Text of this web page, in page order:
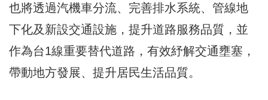
也將透過汽機車分流、完善排水系統、管線地
下化及新設交通設施，提升道路服務品質，並
作為台1線重要替代道路，有效紓解交通壅塞，
帶動地方發展、提升居民生活品質。